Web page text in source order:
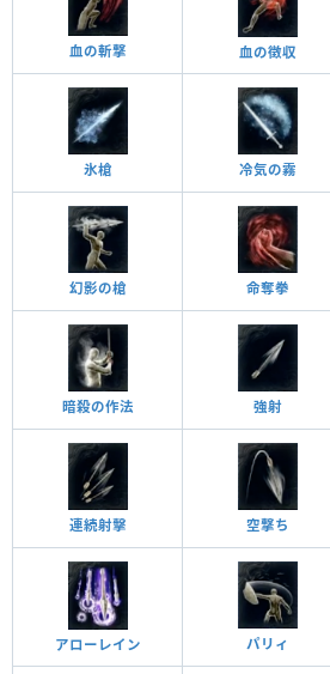
血の斬撃 血の徴収
氷槍 冷気の霧
幻影の槍 命奪拳
暗殺の作法 強射
連続射擊 空撃ち
アローレイン パリィ